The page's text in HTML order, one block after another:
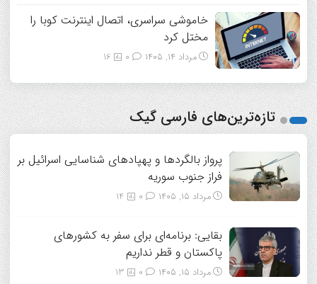
خاموشی سراسری، اتصال اینترنت کوبا را
مختل کرد
مرداد ۱۴, ۱۴۰۵ 16
تازه‌ترین‌های فارسی گیک
پرواز بالگردها و پهپادهای شناسایی اسرائیل بر
فراز جنوب سوریه
مرداد ۱۵, ۱۴۰۵ 14
بقایی: برنامه‌ای برای سفر به کشورهای
پاکستان و قطر نداریم
مرداد ۱۵, ۱۴۰۵ 13